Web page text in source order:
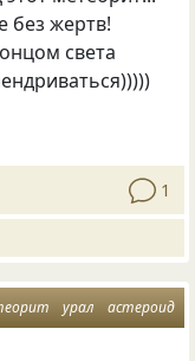
без жертв!
света
1
урал астероид